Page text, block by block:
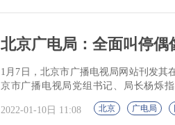
北京广电局：全面叫停偶
1月7日，北京市广播电视局网站刊发其
京市广播电视局党组书记、局长杨烁
改”题材网络影视剧，认真开展网络影视
2022-01-10日 11:08
北京 广电局